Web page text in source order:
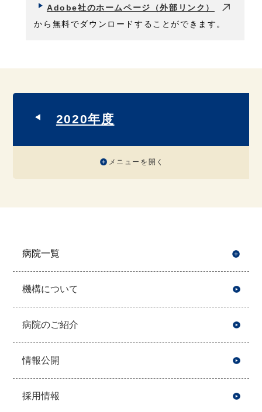
Adobe社のホームページ（外部リンク）
から無料でダウンロードすることができます。
2020年度
メニューを開く
病院一覧
機構について
病院のご紹介
情報公開
採用情報